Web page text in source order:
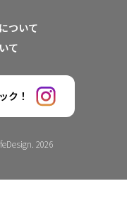
ついて
て
ク！
2026